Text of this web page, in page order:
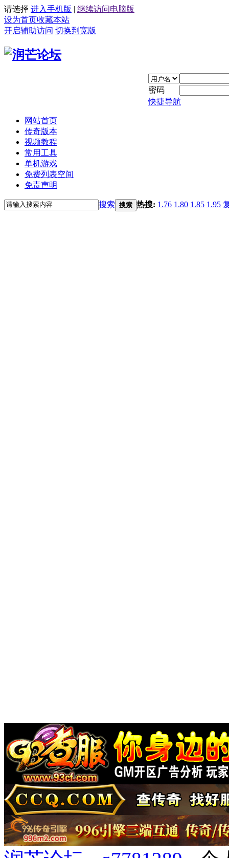
请选择 进入手机版 | 继续访问电脑版
设为首页收藏本站
开启辅助访问 切换到宽版
密码
快捷导航
网站首页
传奇版本
视频教程
常用工具
单机游戏
免费列表空间
免责声明
搜索 搜索 热搜: 1.76 1.80 1.85 1.95